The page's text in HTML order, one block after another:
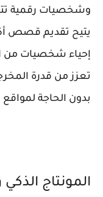
وشخصيات رقمية
يتيح تقديم قصص
إحياء شخصيات من
تعزز من قدرة
بدون الحاجة
المونتاج الذكي